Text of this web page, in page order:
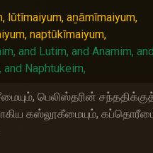
lūtīmaiyum, aṉāmīmaiyum,
naptūkīmaiyum,
and Lutim, and Anamim, and
and Naphtukeim,
பெலிஸ்தரின்
கஸ்லூகீமையும்,